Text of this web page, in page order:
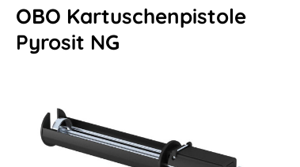
OBO Kartuschenpistole
Pyrosit NG